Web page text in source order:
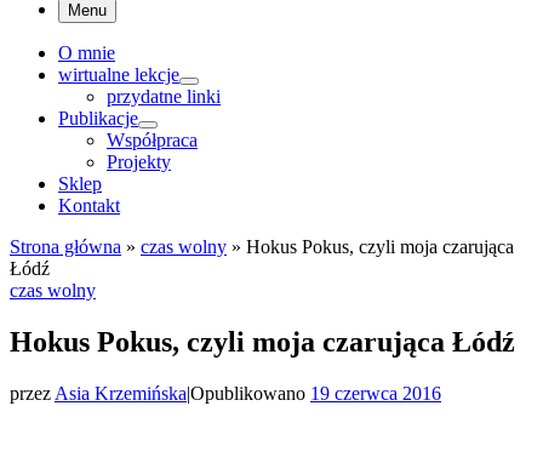
Menu
O mnie
wirtualne lekcje
przydatne linki
Publikacje
Współpraca
Projekty
Sklep
Kontakt
Strona główna » czas wolny » Hokus Pokus, czyli moja czarująca
Łódź
czas wolny
Hokus Pokus, czyli moja czarująca Łódź
przez Asia Krzemińska|Opublikowano 19 czerwca 2016